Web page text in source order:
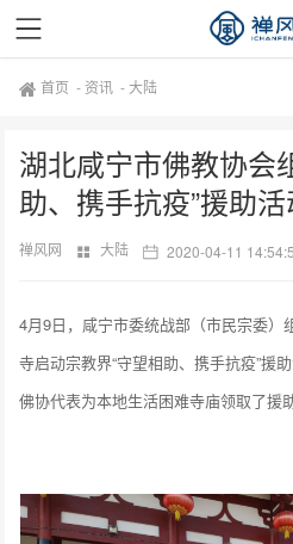
首页 - 资讯 -大陆
湖北咸宁市佛教协会
助、携手抗疫”援助
禅风网 大陆 2020-04-11
4月9日，咸宁市委统战部（市民宗委）
寺启动宗教界“守望相助、携手抗疫”援
佛协代表为本地生活困难寺庙领取了援